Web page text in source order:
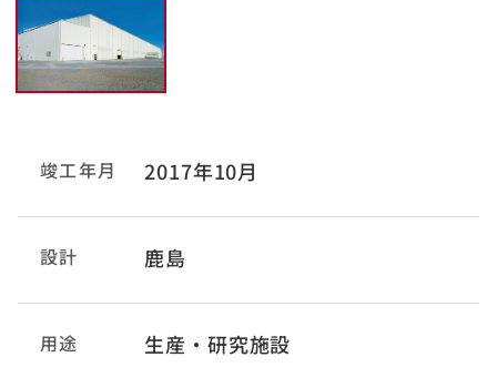
竣工年月 2017年10月
設計 鹿島
用途 生産・研究施設